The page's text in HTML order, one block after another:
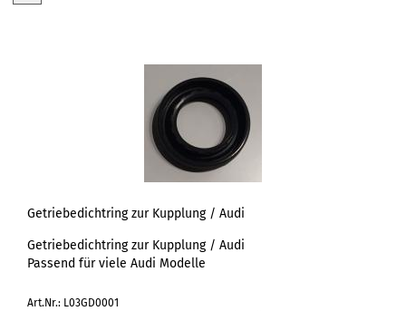
Getriebedichtring zur Kupplung / Audi
Getriebedichtring zur Kupplung / Audi
Passend für viele Audi Modelle
Art.Nr.: L03GD0001